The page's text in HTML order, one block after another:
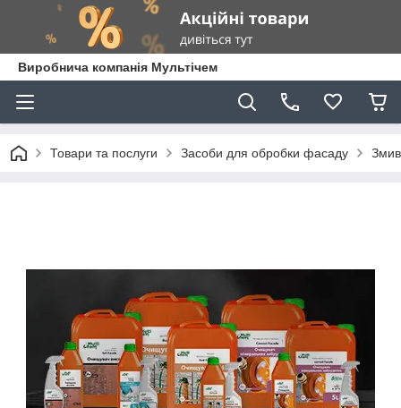
Виробнича компанія Мультічем
Товари та послуги Засоби для обробки фасаду